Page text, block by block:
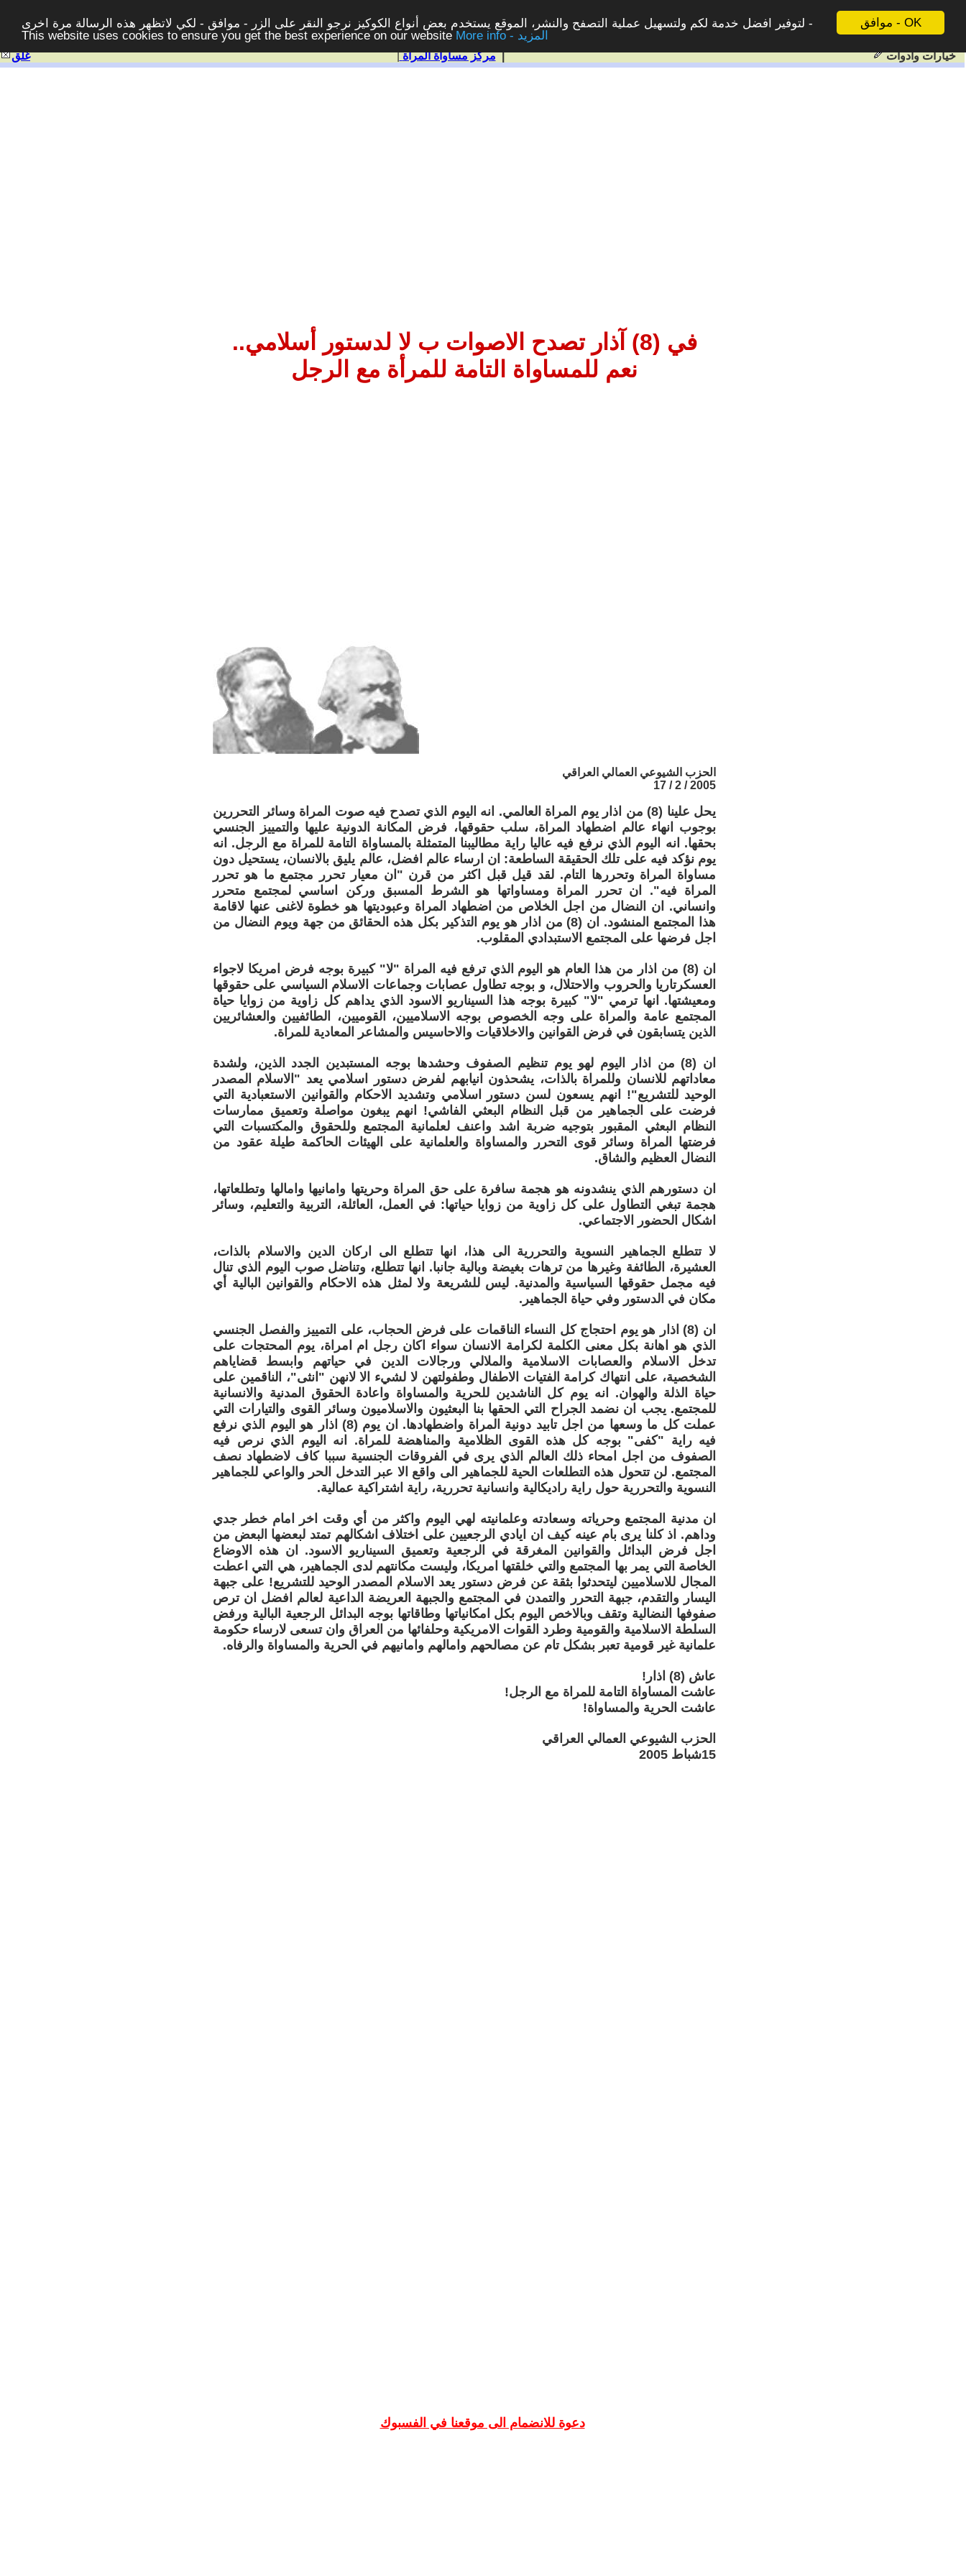
موافق - OK
لتوفير افضل خدمة لكم ولتسهيل عملية التصفح والنشر، الموقع يستخدم بعض أنواع الكوكيز نرجو النقر على الزر - موافق - لكي لاتظهر هذه الرسالة مرة اخرى -
This website uses cookies to ensure you get the best experience on our website
More info - المزيد
غلق | مركز مساواة المرأة| خيارات وادوات
في (8) آذار تصدح الاصوات ب لا لدستور أسلامي..
نعم للمساواة التامة للمرأة مع الرجل
الحزب الشيوعي العمالي العراقي
2005 / 2 / 17
يحل علينا (8) من اذار يوم المراة العالمي. انه اليوم الذي تصدح فيه صوت المراة وسائر التحررين
بوجوب انهاء عالم اضطهاد المراة، سلب حقوقها، فرض المكانة الدونية عليها والتمييز الجنسي
بحقها. انه اليوم الذي نرفع فيه عاليا راية مطاليبنا المتمثلة بالمساواة التامة للمراة مع الرجل. انه
يوم نؤكد فيه على تلك الحقيقة الساطعة: ان ارساء عالم افضل، عالم يليق بالانسان، يستحيل دون
مساواة المراة وتحررها التام. لقد قيل قبل اكثر من قرن "ان معيار تحرر مجتمع ما هو تحرر
المراة فيه". ان تحرر المراة ومساواتها هو الشرط المسبق وركن اساسي لمجتمع متحرر
وانساني. ان النضال من اجل الخلاص من اضطهاد المراة وعبوديتها هو خطوة لاغنى عنها لاقامة
هذا المجتمع المنشود. ان (8) من اذار هو يوم التذكير بكل هذه الحقائق من جهة ويوم النضال من
اجل فرضها على المجتمع الاستبدادي المقلوب.
ان (8) من اذار من هذا العام هو اليوم الذي ترفع فيه المراة "لا" كبيرة بوجه فرض امريكا لاجواء
العسكرتاريا والحروب والاحتلال، و بوجه تطاول عصابات وجماعات الاسلام السياسي على حقوقها
ومعيشتها. انها ترمي "لا" كبيرة بوجه هذا السيناريو الاسود الذي يداهم كل زاوية من زوايا حياة
المجتمع عامة والمراة على وجه الخصوص بوجه الاسلاميين، القوميين، الطائفيين والعشائريين
الذين يتسابقون في فرض القوانين والاخلاقيات والاحاسيس والمشاعر المعادية للمراة.
ان (8) من اذار اليوم لهو يوم تنظيم الصفوف وحشدها بوجه المستبدين الجدد الذين، ولشدة
معاداتهم للانسان وللمراة بالذات، يشحذون انيابهم لفرض دستور اسلامي يعد "الاسلام المصدر
الوحيد للتشريع"! انهم يسعون لسن دستور اسلامي وتشديد الاحكام والقوانين الاستعبادية التي
فرضت على الجماهير من قبل النظام البعثي الفاشي! انهم يبغون مواصلة وتعميق ممارسات
النظام البعثي المقبور بتوجيه ضربة اشد واعنف لعلمانية المجتمع وللحقوق والمكتسبات التي
فرضتها المراة وسائر قوى التحرر والمساواة والعلمانية على الهيئات الحاكمة طيلة عقود من
النضال العظيم والشاق.
ان دستورهم الذي ينشدونه هو هجمة سافرة على حق المراة وحريتها وامانيها وامالها وتطلعاتها،
هجمة تبغي التطاول على كل زاوية من زوايا حياتها: في العمل، العائلة، التربية والتعليم، وسائر
اشكال الحضور الاجتماعي.
لا تتطلع الجماهير النسوية والتحررية الى هذا، انها تتطلع الى اركان الدين والاسلام بالذات،
العشيرة، الطائفة وغيرها من ترهات بغيضة وبالية جانبا. انها تتطلع، وتناضل صوب اليوم الذي تنال
فيه مجمل حقوقها السياسية والمدنية. ليس للشريعة ولا لمثل هذه الاحكام والقوانين البالية أي
مكان في الدستور وفي حياة الجماهير.
ان (8) اذار هو يوم احتجاج كل النساء الناقمات على فرض الحجاب، على التمييز والفصل الجنسي
الذي هو اهانة بكل معنى الكلمة لكرامة الانسان سواء اكان رجل ام امراة، يوم المحتجات على
تدخل الاسلام والعصابات الاسلامية والملالي ورجالات الدين في حياتهم وابسط قضاياهم
الشخصية، على انتهاك كرامة الفتيات الاطفال وطفولتهن لا لشيء الا لانهن "انثى"، الناقمين على
حياة الذلة والهوان. انه يوم كل الناشدين للحرية والمساواة واعادة الحقوق المدنية والانسانية
للمجتمع. يجب ان نضمد الجراح التي الحقها بنا البعثيون والاسلاميون وسائر القوى والتيارات التي
عملت كل ما وسعها من اجل تابيد دونية المراة واضطهادها. ان يوم (8) اذار هو اليوم الذي نرفع
فيه راية "كفى" بوجه كل هذه القوى الظلامية والمناهضة للمراة. انه اليوم الذي نرص فيه
الصفوف من اجل امحاء ذلك العالم الذي يرى في الفروقات الجنسية سببا كاف لاضطهاد نصف
المجتمع. لن تتحول هذه التطلعات الحية للجماهير الى واقع الا عبر التدخل الحر والواعي للجماهير
النسوية والتحررية حول راية راديكالية وانسانية تحررية، راية اشتراكية عمالية.
ان مدنية المجتمع وحرياته وسعادته وعلمانيته لهي اليوم واكثر من أي وقت اخر امام خطر جدي
وداهم. اذ كلنا يرى بام عينه كيف ان ايادي الرجعيين على اختلاف اشكالهم تمتد لبعضها البعض من
اجل فرض البدائل والقوانين المغرقة في الرجعية وتعميق السيناريو الاسود. ان هذه الاوضاع
الخاصة التي يمر بها المجتمع والتي خلقتها امريكا، وليست مكانتهم لدى الجماهير، هي التي اعطت
المجال للاسلاميين ليتحدثوا بثقة عن فرض دستور يعد الاسلام المصدر الوحيد للتشريع! على جبهة
اليسار والتقدم، جبهة التحرر والتمدن في المجتمع والجبهة العريضة الداعية لعالم افضل ان ترص
صفوفها النضالية وتقف وبالاخص اليوم بكل امكانياتها وطاقاتها بوجه البدائل الرجعية البالية ورفض
السلطة الاسلامية والقومية وطرد القوات الامريكية وحلفائها من العراق وان تسعى لارساء حكومة
علمانية غير قومية تعبر بشكل تام عن مصالحهم وامالهم وامانيهم في الحرية والمساواة والرفاه.
عاش (8) اذار!
عاشت المساواة التامة للمراة مع الرجل!
عاشت الحرية والمساواة!
الحزب الشيوعي العمالي العراقي
15شباط 2005
دعوة للانضمام الى موقعنا في الفسبوك